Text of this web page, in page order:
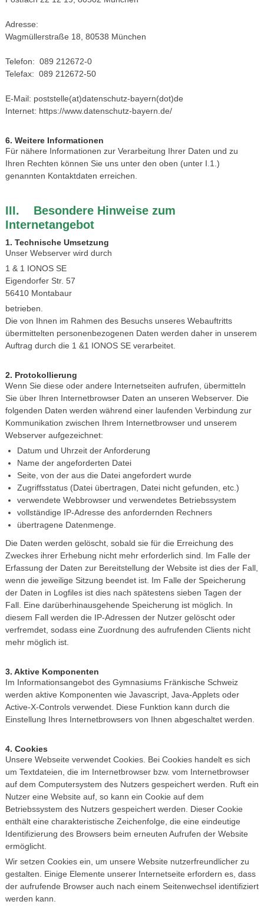
Adresse:
Wagmüllerstraße 18, 80538 München
Telefon: 089 212672-0
Telefax: 089 212672-50
E-Mail: poststelle(at)datenschutz-bayern(dot)de
Internet: https://www.datenschutz-bayern.de/
6. Weitere Informationen
Für nähere Informationen zur Verarbeitung Ihrer Daten und zu
Ihren Rechten können Sie uns unter den oben (unter I.1.)
genannten Kontaktdaten erreichen.
III. Besondere Hinweise zum
Internetangebot
1. Technische Umsetzung
Unser Webserver wird durch
1 & 1 IONOS SE
Eigendorfer Str. 57
56410 Montabaur
betrieben.
Die von Ihnen im Rahmen des Besuchs unseres Webauftritts
übermittelten personenbezogenen Daten werden daher in unserem
Auftrag durch die 1 &1 IONOS SE verarbeitet.
2. Protokollierung
Wenn Sie diese oder andere Internetseiten aufrufen, übermitteln
Sie über Ihren Internetbrowser Daten an unseren Webserver. Die
folgenden Daten werden während einer laufenden Verbindung zur
Kommunikation zwischen Ihrem Internetbrowser und unserem
Webserver aufgezeichnet:
Datum und Uhrzeit der Anforderung
Name der angeforderten Datei
Seite, von der aus die Datei angefordert wurde
Zugriffsstatus (Datei übertragen, Datei nicht gefunden, etc.)
verwendete Webbrowser und verwendetes Betriebssystem
vollständige IP-Adresse des anfordernden Rechners
übertragene Datenmenge.
Die Daten werden gelöscht, sobald sie für die Erreichung des
Zweckes ihrer Erhebung nicht mehr erforderlich sind. Im Falle der
Erfassung der Daten zur Bereitstellung der Website ist dies der Fall,
wenn die jeweilige Sitzung beendet ist. Im Falle der Speicherung
der Daten in Logfiles ist dies nach spätestens sieben Tagen der
Fall. Eine darüberhinausgehende Speicherung ist möglich. In
diesem Fall werden die IP-Adressen der Nutzer gelöscht oder
verfremdet, sodass eine Zuordnung des aufrufenden Clients nicht
mehr möglich ist.
3. Aktive Komponenten
Im Informationsangebot des Gymnasiums Fränkische Schweiz
werden aktive Komponenten wie Javascript, Java-Applets oder
Active-X-Controls verwendet. Diese Funktion kann durch die
Einstellung Ihres Internetbrowsers von Ihnen abgeschaltet werden.
4. Cookies
Unsere Webseite verwendet Cookies. Bei Cookies handelt es sich
um Textdateien, die im Internetbrowser bzw. vom Internetbrowser
auf dem Computersystem des Nutzers gespeichert werden. Ruft ein
Nutzer eine Website auf, so kann ein Cookie auf dem
Betriebssystem des Nutzers gespeichert werden. Dieser Cookie
enthält eine charakteristische Zeichenfolge, die eine eindeutige
Identifizierung des Browsers beim erneuten Aufrufen der Website
ermöglicht.
Wir setzen Cookies ein, um unsere Website nutzerfreundlicher zu
gestalten. Einige Elemente unserer Internetseite erfordern es, dass
der aufrufende Browser auch nach einem Seitenwechsel identifiziert
werden kann.